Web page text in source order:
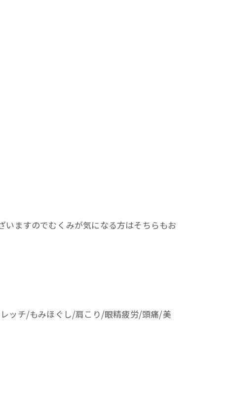
いますのでむくみが気になる方はそちらもお
ッチ/もみほぐし/肩こり/眼精疲労/頭痛/美